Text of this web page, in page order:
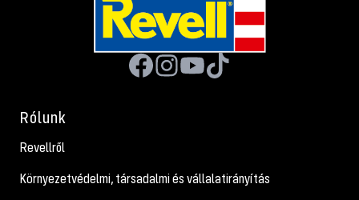
Rólunk
Revellről
Környezetvédelmi, társadalmi és vállalatirányítás